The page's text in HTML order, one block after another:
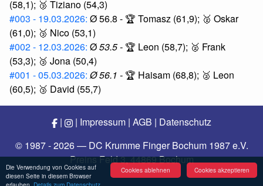
Cookies akzeptieren
Cookies ablehnen
Die Verwendung von Cookies auf
diesen Seite in diesem Browser
(58,1); 🥉 Tiziano (54,3)
#003 - 19.03.2026: Ø 56.8 - 🏆 Tomasz (61,9); 🥈 Oskar
(61,0); 🥉 Nico (53,1)
#002 - 12.03.2026: Ø53.5- 🏆 Leon (58,7); 🥈 Frank
(53,3); 🥉 Jona (50,4)
#001 - 05.03.2026: Ø 56.1 - 🏆 Haisam (68,8); 🥈 Leon
(60,5); 🥉 David (55,7)
| | Impressum | AGB | Datenschutz
© 1987 - 2026 — DC Krumme Finger Bochum 1987 e.V.
Preins Feld 3, 44869 Bochum